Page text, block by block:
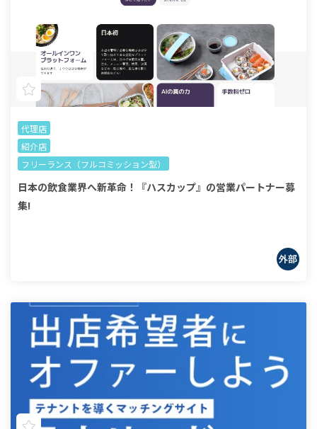
代理店
紹介店
フリーランス（フルコミッション型）
日本の飲食業界へ新革命！『ハスカップ』の営業パートナー募
集!